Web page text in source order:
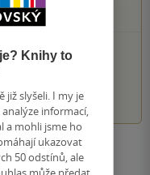
KNIHY
Knihy to
již slyšeli. I my je
informací,
a mohli jsme ho
ukazovat
50 odstínů, ale